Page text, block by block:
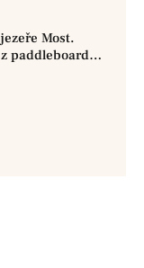
Most.
paddleboardů,